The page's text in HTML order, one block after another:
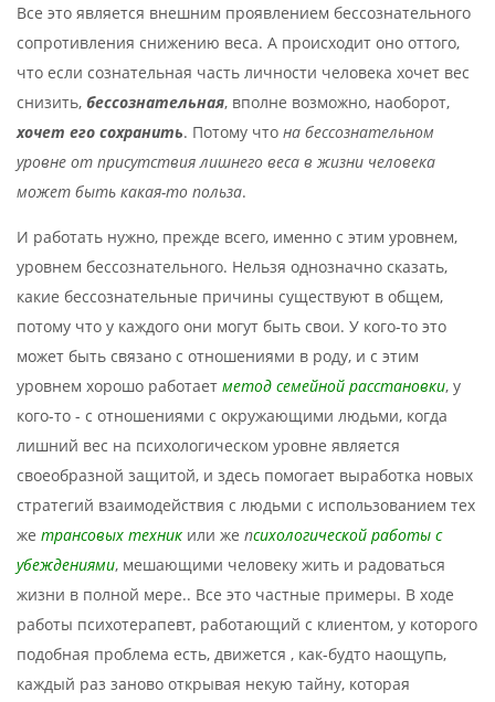
Все это является внешним проявлением бессознательного
сопротивления снижению веса. А происходит оно оттого,
что если сознательная часть личности человека хочет вес
снизить, бессознательная, вполне возможно, наоборот,
хочет его сохранить. Потому что на бессознательном
уровне от присутствия лишнего веса в жизни человека
может быть какая-то польза.
И работать нужно, прежде всего, именно с этим уровнем,
уровнем бессознательного. Нельзя однозначно сказать,
какие бессознательные причины существуют в общем,
потому что у каждого они могут быть свои. У кого-то это
может быть связано с отношениями в роду, и с этим
уровнем хорошо работает метод семейной расстановки, у
кого-то - с отношениями с окружающими людьми, когда
лишний вес на психологическом уровне является
своеобразной защитой, и здесь помогает выработка новых
стратегий взаимодействия с людьми с использованием тех
же трансовых техник или же психологической работы с
убеждениями, мешающими человеку жить и радоваться
жизни в полной мере.. Все это частные примеры. В ходе
работы психотерапевт, работающий с клиентом, у которого
подобная проблема есть, движется , как-будто наощупь,
каждый раз заново открывая некую тайну, которая